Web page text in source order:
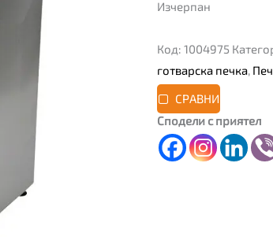
Изчерпан
Код: 1004975
готварска печка
СРАВНИ
Сподели с приятел